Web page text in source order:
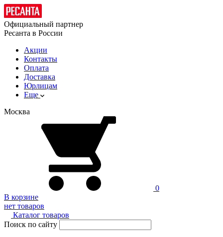
Официальный партнер
Ресанта в России
Акции
Контакты
Оплата
Доставка
Юрлицам
Еще
Москва
0
В корзине
нет товаров
Каталог товаров
Поиск по сайту